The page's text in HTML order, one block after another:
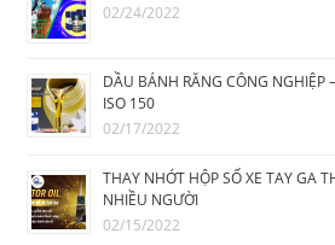
02/24/2022
DẦU BÁNH RĂNG CÔNG NGHIỆP
ISO 150
02/17/2022
THAY NHỚT HỘP SỐ XE TAY GA
NHIỀU NGƯỜI
02/15/2022